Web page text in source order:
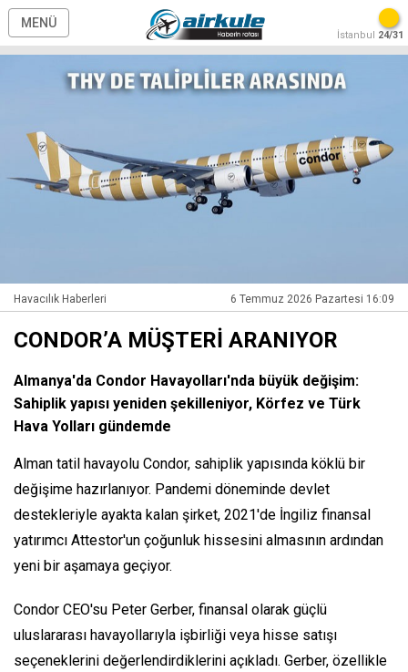
MENÜ
İstanbul 24/31
Havacılık Haberleri 6 Temmuz 2026 Pazartesi 16:09
CONDOR’A MÜŞTERİ ARANIYOR
Almanya'da Condor Havayolları'nda büyük değişim:
Sahiplik yapısı yeniden şekilleniyor, Körfez ve Türk
Hava Yolları gündemde
Alman tatil havayolu Condor, sahiplik yapısında köklü bir
değişime hazırlanıyor. Pandemi döneminde devlet
destekleriyle ayakta kalan şirket, 2021'de İngiliz finansal
yatırımcı Attestor'un çoğunluk hissesini almasının ardından
yeni bir aşamaya geçiyor.
Condor CEO'su Peter Gerber, finansal olarak güçlü
uluslararası havayollarıyla işbirliği veya hisse satışı
seçeneklerini değerlendirdiklerini açıkladı. Gerber, özellikle